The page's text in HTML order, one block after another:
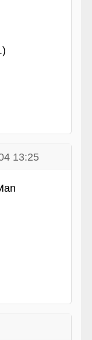
13:25